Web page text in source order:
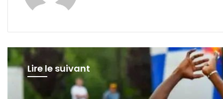
Lire le suivant